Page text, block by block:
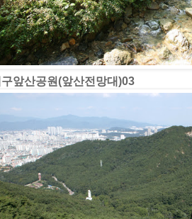
앞산공원(앞산전망대)03